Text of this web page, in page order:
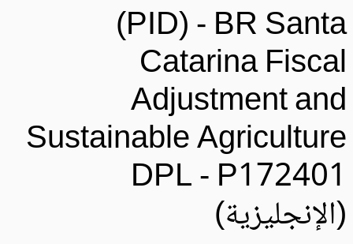
(PID) - BR
Catarina
Adjustment
Sustainable
DPL -